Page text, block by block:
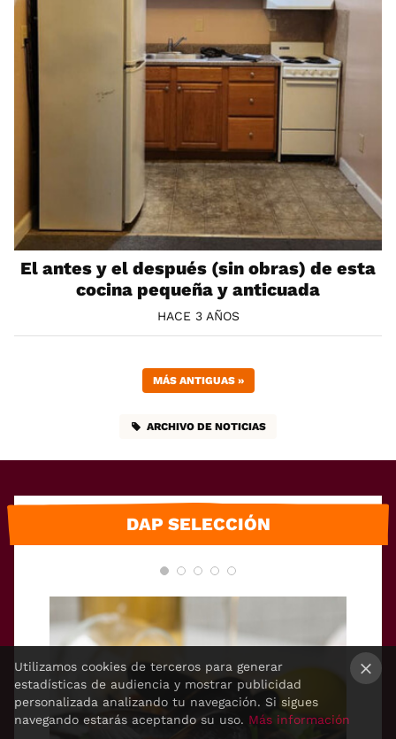
El antes y el después (sin obras) de esta
cocina pequeña y anticuada
HACE 3 AÑOS
MÁS ANTIGUAS »
ARCHIVO DE NOTICIAS
DAP SELECCIÓN
Utilizamos cookies de terceros para generar
estadísticas de audiencia y mostrar publicidad
personalizada analizando tu navegación. Si sigues
navegando estarás aceptando su uso. Más información